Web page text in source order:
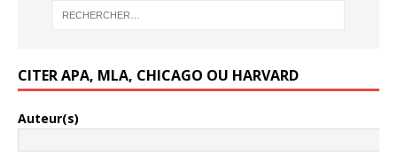
CITER APA, MLA, CHICAGO OU HARVARD
Auteur(s)